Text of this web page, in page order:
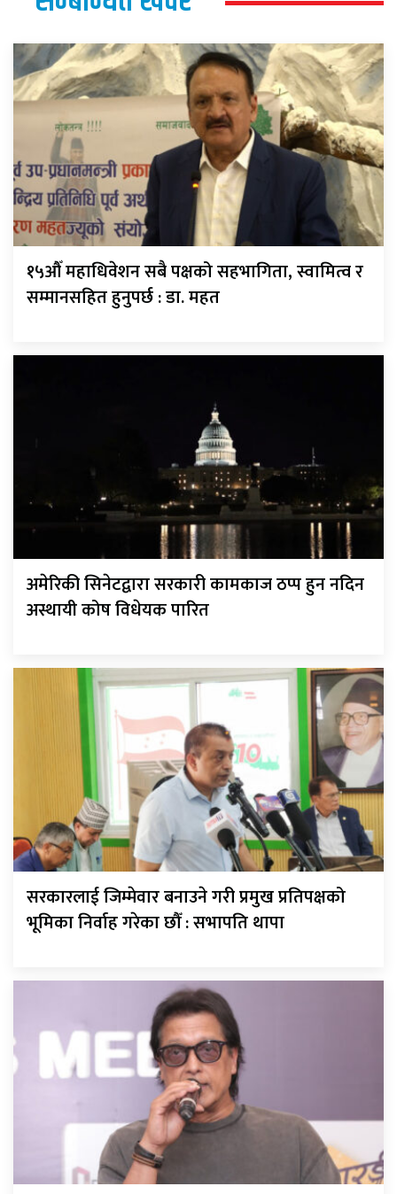
१५औँ महाधिवेशन सबै पक्षको सहभागिता, स्वामित्व र
सम्मानसहित हुनुपर्छ : डा. महत
अमेरिकी सिनेटद्वारा सरकारी कामकाज ठप्प हुन नदिन
अस्थायी कोष विधेयक पारित
सरकारलाई जिम्मेवार बनाउने गरी प्रमुख प्रतिपक्षको
भूमिका निर्वाह गरेका छौँ : सभापति थापा